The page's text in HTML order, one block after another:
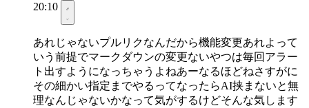
20:10
あれじゃないプルリクなんだから機能変更あれよって
いう前提でマークダウンの変更ないやつは毎回アラー
ト出すようになっちゃうよねあーなるほどねさすがに
その細かい指定までやるってなったらAI挟まないと無
理なんじゃないかなって気がするけどそんな気します